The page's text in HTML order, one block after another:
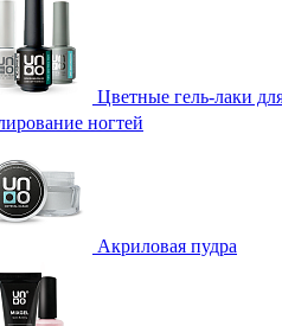
Цветные гель-лаки
ногтей
Акриловая пудра